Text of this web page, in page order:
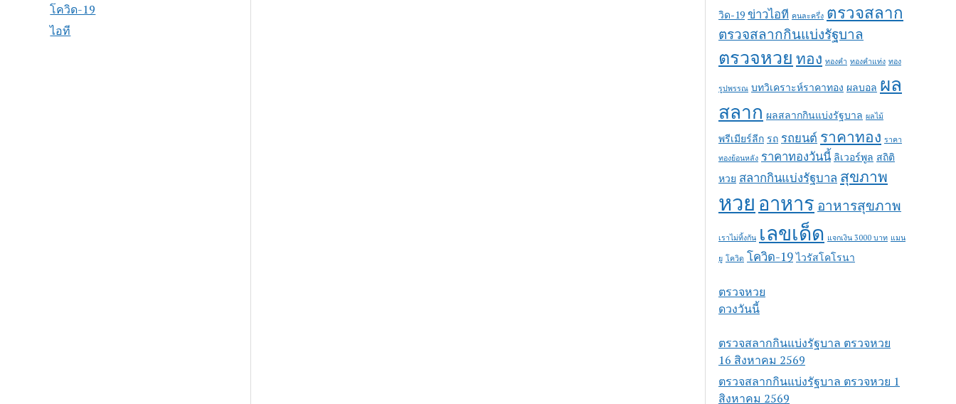
โควิด-19
ไอที
วิด-19 ข่าวไอที คนละครึ่ง ตรวจสลาก
ตรวจสลากกินแบ่งรัฐบาล
ตรวจหวย ทอง ทองคำ ทองคำแท่ง ทอง
รูปพรรณ บทวิเคราะห์ราคาทอง ผลบอล ผล
สลาก ผลสลากกินแบ่งรัฐบาล ผลไม้
พรีเมียร์ลีก รถ รถยนต์ ราคาทอง ราคา
ทองย้อนหลัง ราคาทองวันนี้ ลิเวอร์พูล สถิติ
หวย สลากกินแบ่งรัฐบาล สุขภาพ
หวย อาหาร อาหารสุขภาพ
เราไม่ทิ้งกัน เลขเด็ด แจกเงิน 3000 บาท แมน
ยู โควิด โควิด-19 ไวรัสโคโรนา
ตรวจหวย
ดวงวันนี้
ตรวจสลากกินแบ่งรัฐบาล ตรวจหวย
16 สิงหาคม 2569
ตรวจสลากกินแบ่งรัฐบาล ตรวจหวย 1
สิงหาคม 2569